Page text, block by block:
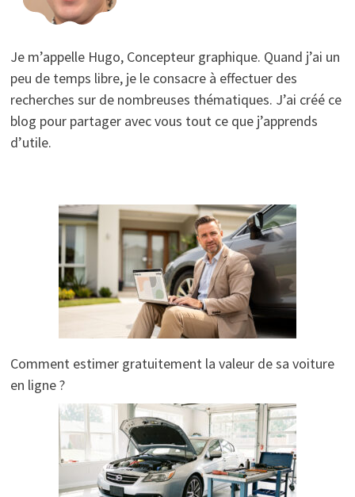
Je m’appelle Hugo, Concepteur graphique. Quand j’ai un
peu de temps libre, je le consacre à effectuer des
recherches sur de nombreuses thématiques. J’ai créé ce
blog pour partager avec vous tout ce que j’apprends
d’utile.
Comment estimer gratuitement la valeur de sa voiture
en ligne ?